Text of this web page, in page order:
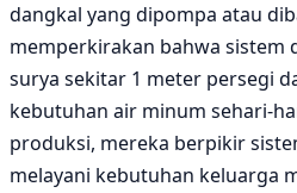
dangkal yang dipompa atau
memperkirakan bahwa sistem
surya sekitar 1 meter persegi
kebutuhan air minum sehari-
produksi, mereka berpikir
melayani kebutuhan keluarga